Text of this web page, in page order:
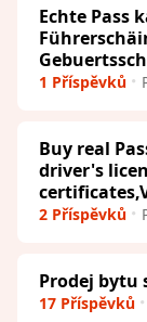
Echte Pass
1 Příspěvků
Buy real
driver's
2 Příspěvků
Prodej bytu
17 Příspěvků